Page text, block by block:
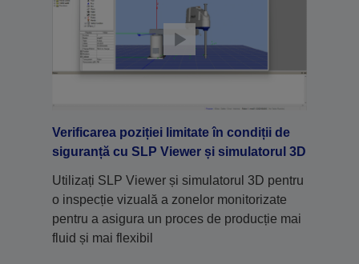
Verificarea poziției limitate în condiții de
siguranță cu SLP Viewer și simulatorul 3D
Utilizați SLP Viewer și simulatorul 3D pentru
o inspecție vizuală a zonelor monitorizate
pentru a asigura un proces de producție mai
fluid și mai flexibil